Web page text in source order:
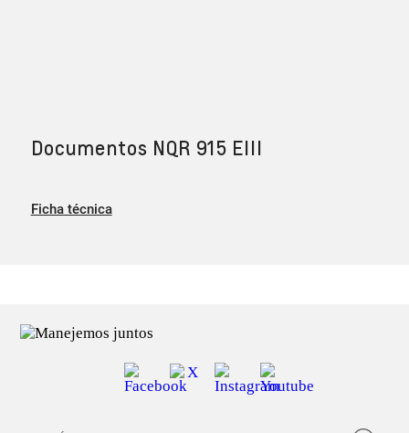
Documentos NQR 915 EIII
Ficha técnica